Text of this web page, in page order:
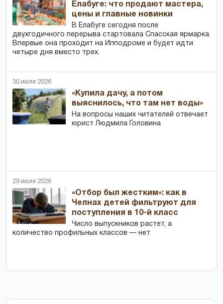
Елабуге: что продают мастера,
цены и главные новинки
В Елабуге сегодня после
двухгодичного перерыва стартовала Спасская ярмарка.
Впервые она проходит на Ипподроме и будет идти
четыре дня вместо трех.
30 июля 2026
«Купила дачу, а потом
выяснилось, что там нет воды»
На вопросы наших читателей отвечает
юрист Людмила Головина
29 июля 2026
«Отбор был жестким»: как в
Челнах детей фильтруют для
поступления в 10-й класс
Число выпускников растет, а
количество профильных классов — нет